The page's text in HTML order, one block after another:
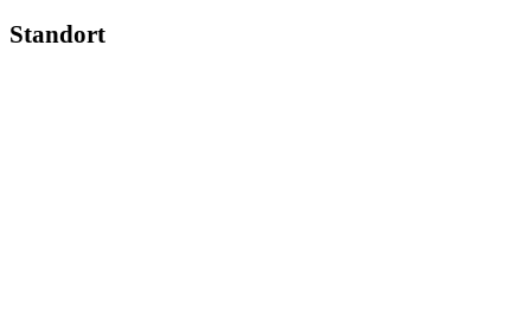
Standort